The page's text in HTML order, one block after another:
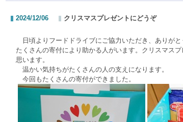
2024/12/06 クリスマスプレゼントにどうぞ
日頃よりフードドライブにご協力いただき、ありがと
たくさんの寄付により助かる人がいます。クリスマス
思います。
温かい気持ちがたくさんの人の支えになります。
今回もたくさんの寄付ができました。